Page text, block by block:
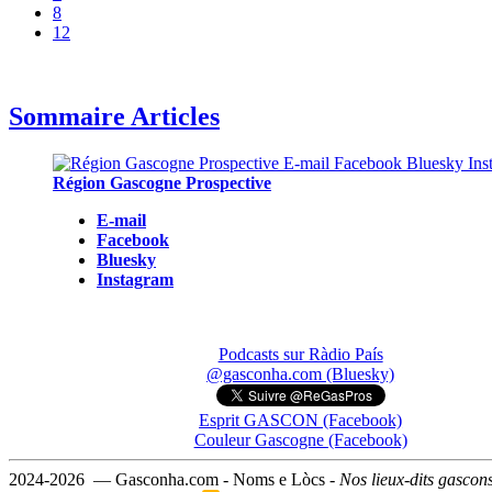
8
12
Sommaire Articles
Région Gascogne Prospective
E-mail
Facebook
Bluesky
Instagram
Podcasts sur Ràdio País
@gasconha.com (Bluesky)
Esprit GASCON (Facebook)
Couleur Gascogne (Facebook)
2024-2026 — Gasconha.com - Noms e Lòcs - Nos lieux-dits